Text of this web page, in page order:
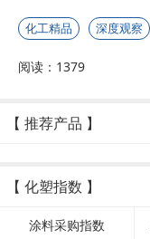
化工精品 深度观察
阅读：1379
【 推荐产品 】
【 化塑指数 】
涂料采购指数